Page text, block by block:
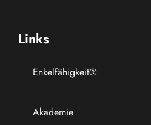
Links
Enkelfähigkeit®
Akademie